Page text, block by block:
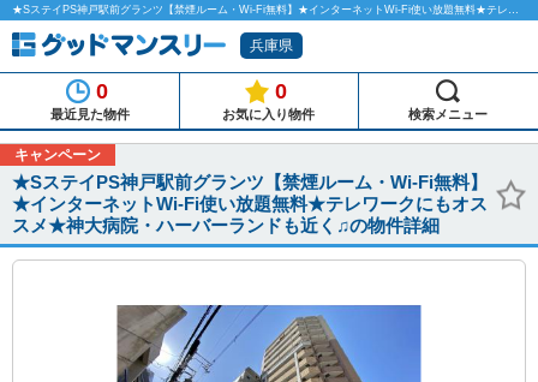
★SステイPS神戸駅前グランツ【禁煙ルーム・Wi-Fi無料】★インターネットWi-Fi使い放題無料★テレワークにもオススメ★神大病院・ハーバーランドも近く♫のマンスリーマンション物件詳細「グッドマンスリー」
兵庫県
0
最近見た物件
0
お気に入り物件 検索メニュー
キャンペーン
★SステイPS神戸駅前グランツ【禁煙ルーム・Wi-Fi無料】
★インターネットWi-Fi使い放題無料★テレワークにもオス
スメ★神大病院・ハーバーランドも近く♫の物件詳細